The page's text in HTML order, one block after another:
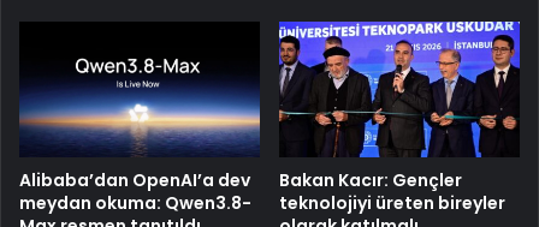
Alibaba’dan OpenAI’a dev
meydan okuma: Qwen3.8-
Bakan Kacır: Gençler
teknolojiyi üreten bireyler